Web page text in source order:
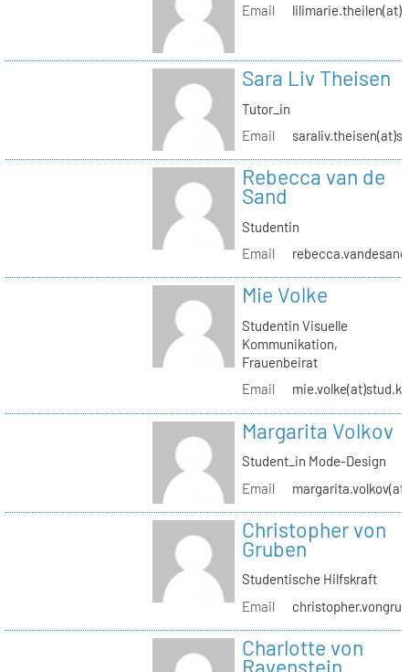
Email
Sara Liv Theisen
Tutor_in
Email
Rebecca van de
Sand
Studentin
Email
Mie Volke
Studentin Visuelle
Kommunikation,
Frauenbeirat
Email
Margarita Volkov
Student_in Mode-Design
Email
Christopher von
Gruben
Studentische Hilfskraft
Email
Charlotte von
Ravenstein